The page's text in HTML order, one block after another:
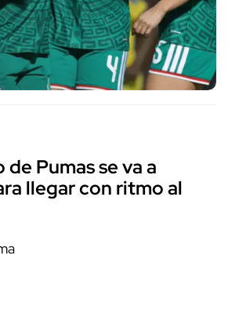
Pumas se va a
llegar con ritmo al